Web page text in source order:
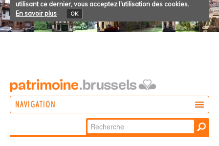
utilisant ce dernier, vous acceptez l'utilisation des cookies.
En savoir plus
OK
NAVIGATION
Chercher par
Recherche